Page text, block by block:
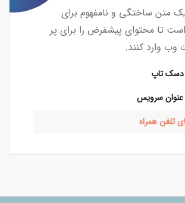
یک متن ساختگی و نامفهوم برای
تا محتوای پیشفرض را برای پر
وارد کنند.
دسک تاپ
عنوان سرویس
تلفن همراه